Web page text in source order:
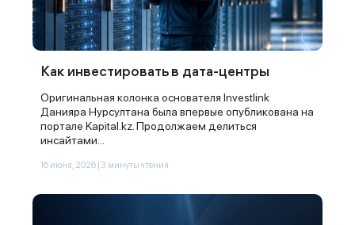
Как инвестировать в дата-центры
Оригинальная колонка основателя Investlink
Данияра Нурсултана была впервые опубликована на
портале Kapital.kz. Продолжаем делиться
инсайтами...
16 июня, 2026 | 3 минуты чтения